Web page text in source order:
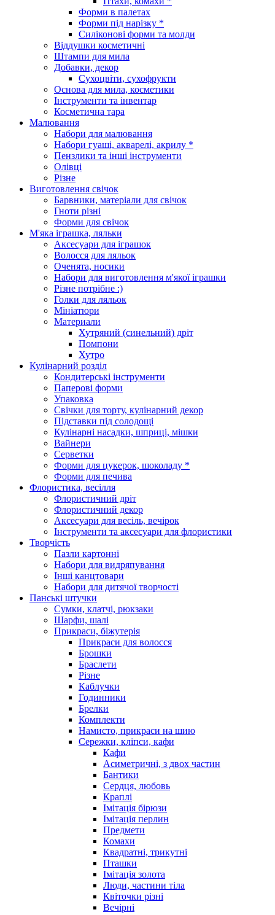
Форми в палетах
Форми під нарізку *
Силіконові форми та молди
Віддушки косметичні
Штампи для мила
Добавки, декор
Сухоцвіти, сухофрукти
Основа для мила, косметики
Інструменти та інвентар
Косметична тара
Малювання
Набори для малювання
Набори гуаші, акварелі, акрилу *
Пензлики та інші інструменти
Олівці
Різне
Виготовлення свічок
Барвники, матеріали для свічок
Гноти різні
Форми для свічок
М'яка іграшка, ляльки
Аксесуари для іграшок
Волосся для ляльок
Оченята, носики
Набори для виготовлення м'якої іграшки
Різне потрібне :)
Голки для ляльок
Мініатюри
Материали
Хутряний (синельний) дріт
Помпони
Хутро
Кулінарний розділ
Кондитерські інструменти
Паперові форми
Упаковка
Свічки для торту, кулінарний декор
Підставки під солодощі
Кулінарні насадки, шприці, мішки
Вайнери
Серветки
Форми для цукерок, шоколаду *
Форми для печива
Флористика, весілля
Флористичний дріт
Флористичний декор
Аксесуари для весіль, вечірок
Інструменти та аксесуари для флористики
Творчість
Пазли картонні
Набори для видряпування
Інші канцтовари
Набори для дитячої творчості
Панські штучки
Сумки, клатчі, рюкзаки
Шарфи, шалі
Прикраси, біжутерія
Прикраси для волосся
Брошки
Браслети
Різне
Каблучки
Годинники
Брелки
Комплекти
Намисто, прикраси на шию
Сережки, кліпси, кафи
Кафи
Асиметричні, з двох частин
Бантики
Сердця, любовь
Краплі
Імітація бірюзи
Імітація перлин
Предмети
Комахи
Квадратні, трикутні
Пташки
Імітація золота
Люди, частини тіла
Квіточки різні
Вечірні